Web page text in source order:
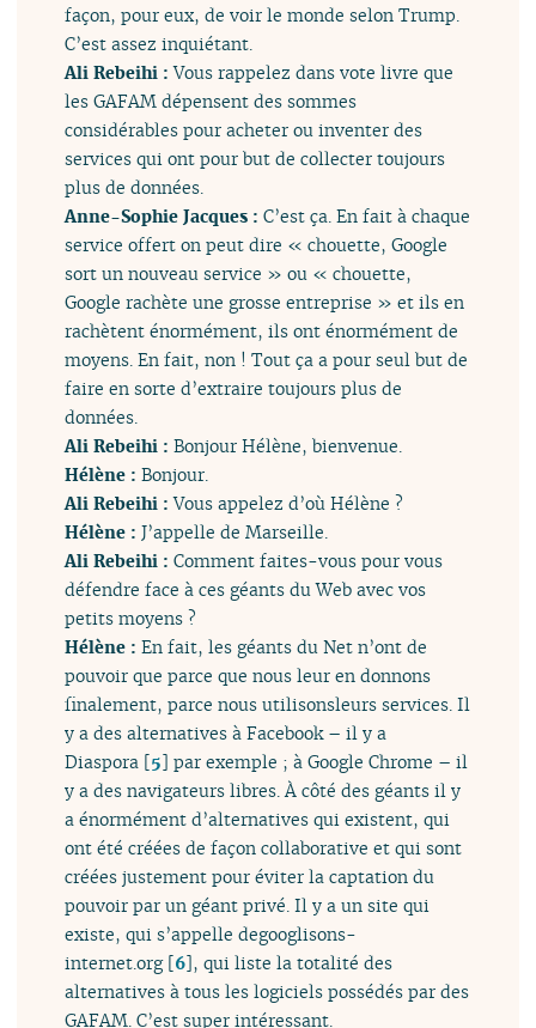
façon, pour eux, de voir le monde selon Trump.
C’est assez inquiétant.
Ali Rebeihi :Vous rappelez dans vote livre que
les GAFAM dépensent des sommes
considérables pour acheter ou inventer des
services qui ont pour but de collecter toujours
plus de données.
Anne-Sophie Jacques :C’est ça. En fait à chaque
service offert on peut dire « chouette, Google
sort un nouveau service » ou « chouette,
Google rachète une grosse entreprise » et ils en
rachètent énormément, ils ont énormément de
moyens. En fait, non ! Tout ça a pour seul but de
faire en sorte d’extraire toujours plus de
données.
Ali Rebeihi :Bonjour Hélène, bienvenue.
Hélène :Bonjour.
Ali Rebeihi :Vous appelez d’où Hélène ?
Hélène :J’appelle de Marseille.
Ali Rebeihi :Comment faites-vous pour vous
défendre face à ces géants du Web avec vos
petits moyens ?
Hélène :En fait, les géants du Net n’ont de
pouvoir que parce que nous leur en donnons
finalement, parce nous utilisonsleurs services. Il
y a des alternatives à Facebook – il y a
Diaspora [5] par exemple ; à Google Chrome – il
y a des navigateurs libres. À côté des géants il y
a énormément d’alternatives qui existent, qui
ont été créées de façon collaborative et qui sont
créées justement pour éviter la captation du
pouvoir par un géant privé. Il y a un site qui
existe, qui s’appelle degooglisons-
internet.org[6], qui liste la totalité des
alternatives à tous les logiciels possédés par des
GAFAM. C’est super intéressant.